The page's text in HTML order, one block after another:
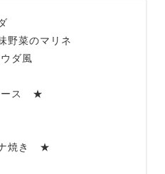
野菜のマリネ
ダ風
ース ★
ナ焼き ★